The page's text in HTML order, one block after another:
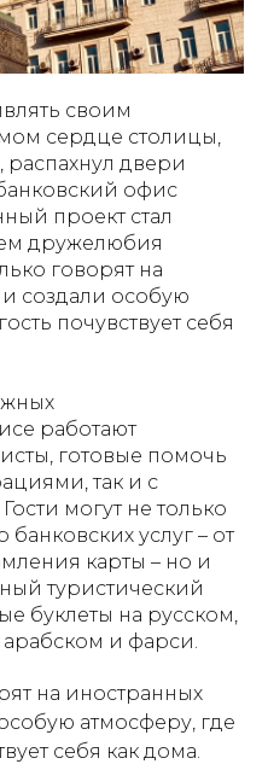
своим
сердце столицы,
двери
офис
проект стал
дружелюбия
говорят на
создали особую
почувствует себя
работают
готовые помочь
так и с
могут не только
услуг – от
карты – но и
туристический
буклеты на русском,
арабском и фарси.
на иностранных
атмосферу, где
себя как дома.